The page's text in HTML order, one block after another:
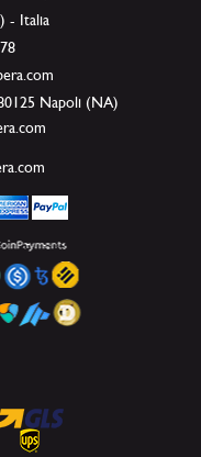
- Italia
Napoli (NA)